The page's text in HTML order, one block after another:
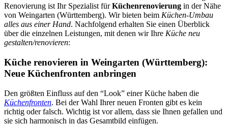
Renovierung ist Ihr Spezialist fürKüchenrenovierung in der Nähe
von Weingarten (Württemberg). Wir bieten beim Küchen-Umbau
alles aus einer Hand. Nachfolgend erhalten Sie einen Überblick
über die einzelnen Leistungen, mit denen wir Ihre Küche neu
gestalten/renovieren:
Küche renovieren in Weingarten (Württemberg):
Neue Küchenfronten anbringen
Den größten Einfluss auf den “Look” einer Küche haben die
Küchenfronten. Bei der Wahl Ihrer neuen Fronten gibt es kein
richtig oder falsch. Wichtig ist vor allem, dass sie Ihnen gefallen und
sie sich harmonisch in das Gesamtbild einfügen.